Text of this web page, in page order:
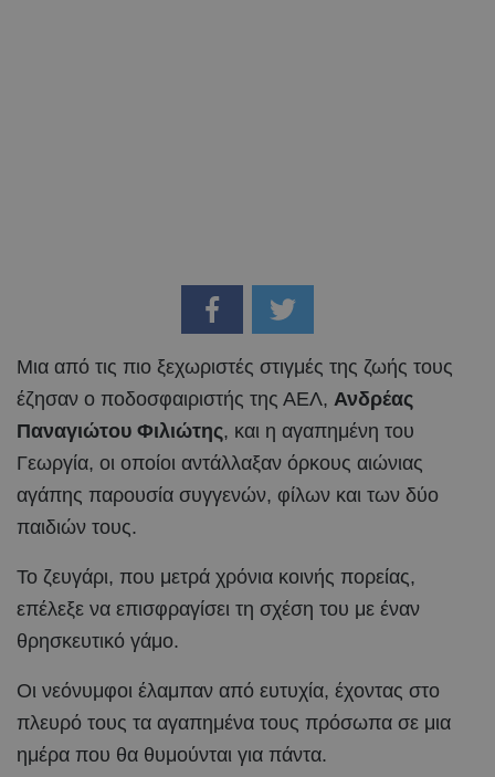
Μια από τις πιο ξεχωριστές στιγμές της ζωής τους
έζησαν ο ποδοσφαιριστής της ΑΕΛ, Ανδρέας
Παναγιώτου Φιλιώτης, και η αγαπημένη του
Γεωργία, οι οποίοι αντάλλαξαν όρκους αιώνιας
αγάπης παρουσία συγγενών, φίλων και των δύο
παιδιών τους.
Το ζευγάρι, που μετρά χρόνια κοινής πορείας,
επέλεξε να επισφραγίσει τη σχέση του με έναν
θρησκευτικό γάμο.
Οι νεόνυμφοι έλαμπαν από ευτυχία, έχοντας στο
πλευρό τους τα αγαπημένα τους πρόσωπα σε μια
ημέρα που θα θυμούνται για πάντα.